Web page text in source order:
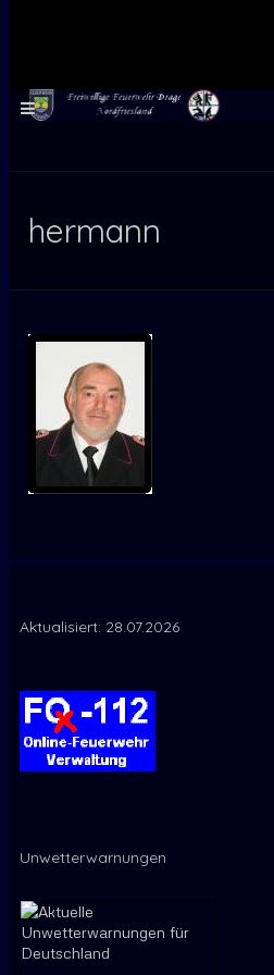
hermann
Aktualisiert: 28.07.2026
Unwetterwarnungen